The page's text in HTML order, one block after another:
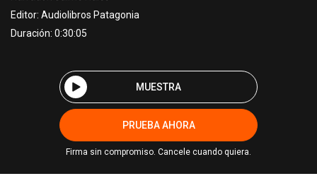
Editor: Audiolibros Patagonia
Duración: 0:30:05
MUESTRA
PRUEBA AHORA
Firma sin compromiso. Cancele cuando quiera.